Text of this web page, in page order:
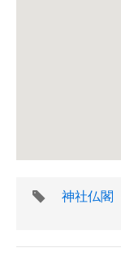
タ
神社仏閣